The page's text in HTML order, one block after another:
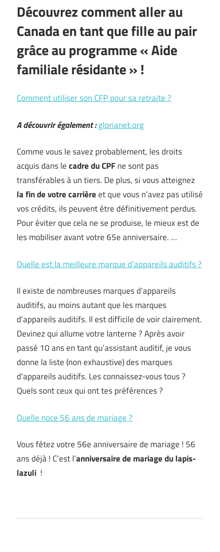
Découvrez comment aller au
Canada en tant que fille au pair
grâce au programme « Aide
familiale résidante » !
Comment utiliser son CFP pour sa retraite ?
A découvrir également :glorianet.org
Comme vous le savez probablement, les droits
acquis dans lecadre du CPFne sont pas
transférables à un tiers. De plus, si vous atteignez
la fin de votre carrièreet que vous n’avez pas utilisé
vos crédits, ils peuvent être définitivement perdus.
Pour éviter que cela ne se produise, le mieux est de
les mobiliser avant votre 65e anniversaire. …
Quelle est la meilleure marque d’appareils auditifs ?
Il existe de nombreuses marques d’appareils
auditifs, au moins autant que les marques
d’appareils auditifs. Il est difficile de voir clairement.
Devinez qui allume votre lanterne ? Après avoir
passé 10 ans en tant qu’assistant auditif, je vous
donne la liste (non exhaustive) des marques
d’appareils auditifs. Les connaissez-vous tous ?
Quels sont ceux qui ont tes préférences ?
Quelle noce 56 ans de mariage ?
Vous fêtez votre 56e anniversaire de mariage ! 56
ans déjà ! C’est l’anniversaire de mariage du lapis-
lazuli !